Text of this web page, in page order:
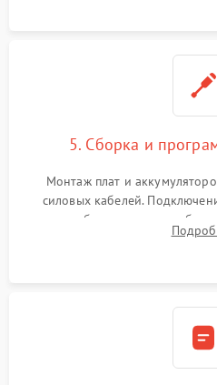
5. Сборка и
Монтаж плат и
силовых кабелей.
калибровки констант
срабатывания AVR и сброса